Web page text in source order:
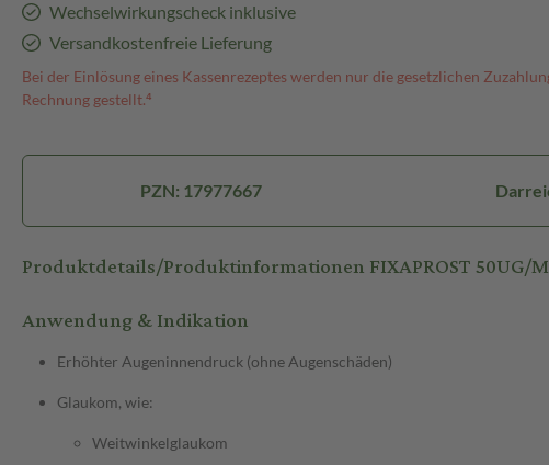
Wechselwirkungscheck inklusive
Versandkostenfreie Lieferung
Bei der Einlösung eines Kassenrezeptes werden nur die gesetzlichen
Rechnung gestellt.⁴
PZN: 17977667
Produktdetails/Produktinformationen FIXAPROST 50UG/
Anwendung & Indikation
Erhöhter Augeninnendruck (ohne Augenschäden)
Glaukom, wie:
Weitwinkelglaukom